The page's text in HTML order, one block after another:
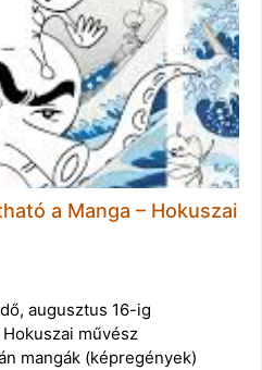
a Manga – Hokuszai
augusztus 16-ig
művész
mangák (képregények)